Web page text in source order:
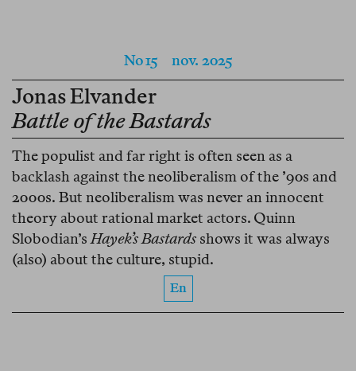
No 15 nov. 2025
Jonas Elvander
Battle of the Bastards
The populist and far right is often seen as a
backlash against the neoliberalism of the ’90s and
2000s. But neoliberalism was never an innocent
theory about rational market actors. Quinn
Slobodian’sHayek’s Bastards shows it was always
(also) about the culture, stupid.
En